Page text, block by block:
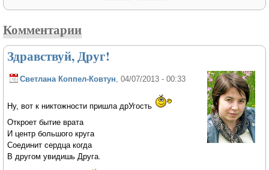
Комментарии
Здравствуй, Друг!
Светлана Коппел-Ковтун, 04/07/2013 - 00:33
Ну, вот к никтожности пришла дрУгость
Откроет бытие врата
И центр большого круга
Соединит сердца когда
В другом увидишь Друга.